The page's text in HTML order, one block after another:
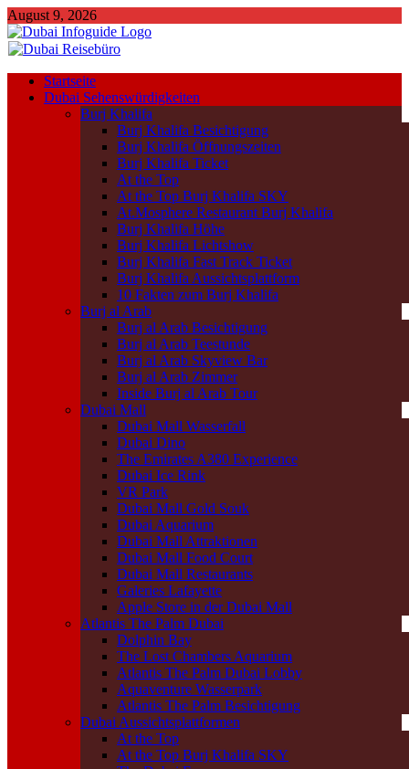
August 9, 2026
Startseite
Dubai Sehenswürdigkeiten
Burj Khalifa
Burj Khalifa Besichtigung
Burj Khalifa Öffnungszeiten
Burj Khalifa Ticket
At the Top
At the Top Burj Khalifa SKY
At.Mosphere Restaurant Burj Khalifa
Burj Khalifa Höhe
Burj Khalifa Lichtshow
Burj Khalifa Fast Track Ticket
Burj Khalifa Aussichtsplattform
10 Fakten zum Burj Khalifa
Burj al Arab
Burj al Arab Besichtigung
Burj al Arab Teestunde
Burj al Arab Skyview Bar
Burj al Arab Zimmer
Inside Burj al Arab Tour
Dubai Mall
Dubai Mall Wasserfall
Dubai Dino
The Emirates A380 Experience
Dubai Ice Rink
VR Park
Dubai Mall Gold Souk
Dubai Aquarium
Dubai Mall Attraktionen
Dubai Mall Food Court
Dubai Mall Restaurants
Galeries Lafayette
Apple Store in der Dubai Mall
Atlantis The Palm Dubai
Dolphin Bay
The Lost Chambers Aquarium
Atlantis The Palm Dubai Lobby
Aquaventure Wasserpark
Atlantis The Palm Besichtigung
Dubai Aussichtsplattformen
At the Top
At the Top Burj Khalifa SKY